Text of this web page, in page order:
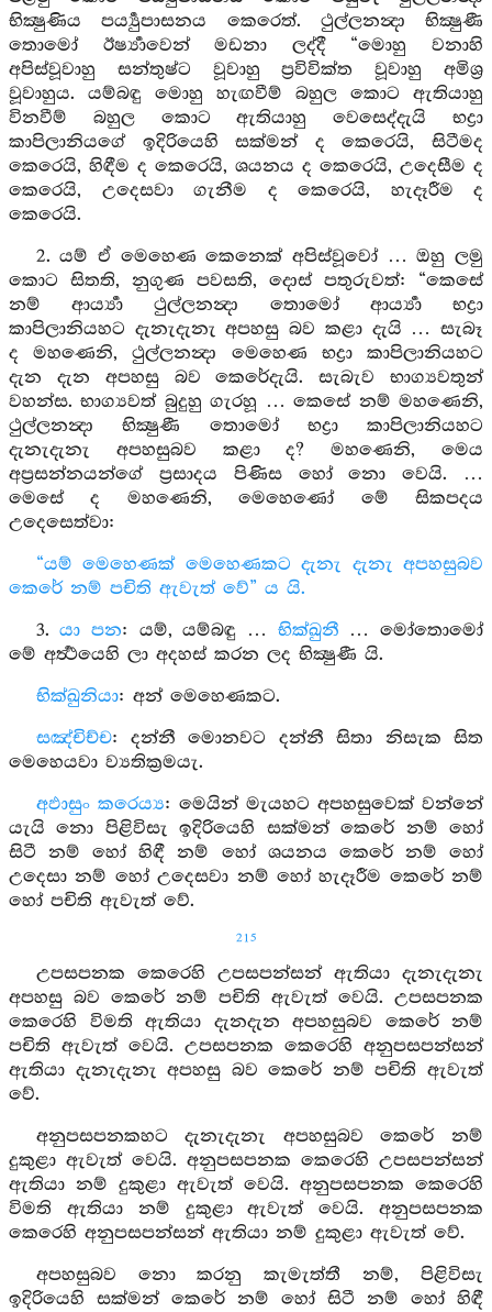
භික්‍ෂුණිය පර්‍ය්‍යුපාසනය කෙරෙත්. ථුල්ලනන්‍දා භික්‍ෂුණී
තොමෝ ඊර්‍ෂ්‍යාවෙන් මඩනා ලද්දී “මොහු වනාහි
අපිස්වූවාහු සන්තුෂ්ට වූවාහු ප්‍රවිවික්ත වූවාහු අමිශ්‍ර
වූවාහුය. යම්බඳු මොහු හැඟවීම් බහුල කොට ඇතියාහු
විනවීම් බහුල කොට ඇතියාහු වෙසෙද්දැයි භද්‍රා
කාපිලානියගේ ඉදිරියෙහි සක්මන් ද කෙරෙයි, සිටීමද
කෙරෙයි, හිඳීම ද කෙරෙයි, ශයනය ද කෙරෙයි, උදෙසීම ද
කෙරෙයි, උදෙසවා ගැනීම ද කෙරෙයි, හැදෑරීම ද
කෙරෙයි.
2. යම් ඒ මෙහෙණ කෙනෙක් අපිස්වූවෝ … ඔහු ලමු
කොට සිතති, නුගුණ පවසති, දොස් පතුරුවත්: “කෙසේ
නම් ආර්‍ය්‍යා ථුල්ලනන්‍දා තොමෝ ආර්‍ය්‍යා භද්‍රා
කාපිලානියහට දැනැදැනැ අපහසු බව කළා දැයි … සැබෑ
ද මහණෙනි, ථුල්ලනන්‍දා මෙහෙණ භද්‍රා කාපිලානියහට
දැන දැන අපහසු බව කෙරේදැයි. සැබැව භාග්‍යවතුන්
වහන්ස. භාග්‍යවත් බුදුහු ගැරහූ … කෙසේ නම් මහණෙනි,
ථුල්ලනන්‍දා භික්‍ෂුණී තොමෝ භද්‍රා කාපිලානියහට
දැනැදැනැ අපහසුබව කළා ද? මහණෙනි, මෙය
අප්‍රසන්නයන්ගේ ප්‍රසාදය පිණිස හෝ නො වෙයි. …
මෙසේ ද මහණෙනි, මෙහෙණෝ මේ සිකපදය
උදෙසෙත්වා:
“යම් මෙහෙණක් මෙහෙණකට දැනැ දැනැ අපහසුබව
කෙරේ නම් පචිති ඇවැත් වේ” ය යි.
3.යා පන: යම්, යම්බඳු … භික්ඛුනී … මෝතොමෝ
මේ අර්‍ත්‍ථයෙහි ලා අදහස් කරන ලද භික්‍ෂුණී යි.
භික්ඛුනියා: අන් මෙහෙණකට.
සඤ්චිච්ච: දන්නී මොනවට දන්නී සිතා නිසැක සිත
මෙහෙයවා ව්‍යතික්‍රමයැ.
අඵාසුං කරෙය්‍ය: මෙයින් මැයහට අපහසුවෙක් වන්නේ
යැයි නො පිළිවිසැ ඉදිරියෙහි සක්මන් කෙරේ නම් හෝ
සිටී නම් හෝ හිඳී නම් හෝ ශයනය කෙරේ නම් හෝ
උදෙසා නම් හෝ උදෙසවා නම් හෝ හැදෑරීම කෙරේ නම්
හෝ පචිති ඇවැත් වේ.
215
උපසපනක කෙරෙහි උපසපන්සන් ඇතියා දැනැදැනැ
අපහසු බව කෙරේ නම් පචිති ඇවැත් වෙයි. උපසපනක
කෙරෙහි විමති ඇතියා දැනදැන අපහසුබව කෙරේ නම්
පචිති ඇවැත් වෙයි. උපසපනක කෙරෙහි අනුපසපන්සන්
ඇතියා දැනැදැනැ අපහසු බව කෙරේ නම් පචිති ඇවැත්
වේ.
අනුපසපනකහට දැනැදැනැ අපහසුබව කෙරේ නම්
දුකුළා ඇවැත් වෙයි. අනුපසපනක කෙරෙහි උපසපන්සන්
ඇතියා නම් දුකුළා ඇවැත් වෙයි. අනුපසපනක කෙරෙහි
විමති ඇතියා නම් දුකුළා ඇවැත් වෙයි. අනුපසපනක
කෙරෙහි අනුපසපන්සන් ඇතියා නම් දුකුළා ඇවැත් වේ.
අපහසුබව නො කරනු කැමැත්තී නම්, පිළිවිසැ
ඉදිරියෙහි සක්මන් කෙරේ නම් හෝ සිටී නම් හෝ හිඳී